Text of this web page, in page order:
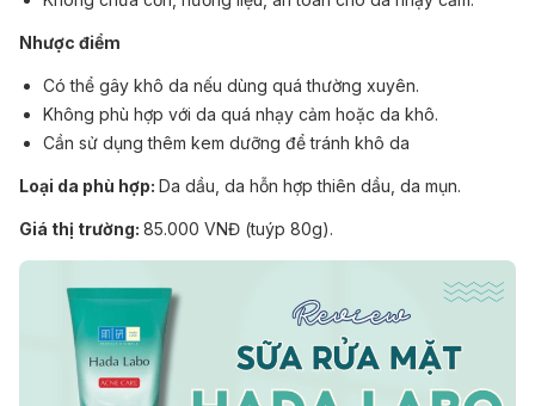
Nhược điểm
Có thể gây khô da nếu dùng quá thường xuyên.
Không phù hợp với da quá nhạy cảm hoặc da khô.
Cần sử dụng thêm kem dưỡng để tránh khô da
Loại da phù hợp: Da dầu, da hỗn hợp thiên dầu, da mụn.
Giá thị trường: 85.000 VNĐ (tuýp 80g).